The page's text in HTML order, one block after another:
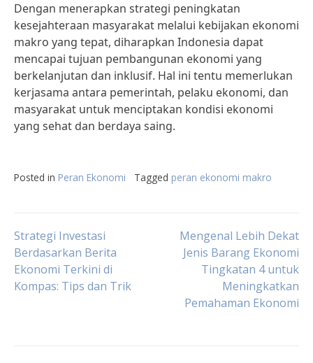
Dengan menerapkan strategi peningkatan
kesejahteraan masyarakat melalui kebijakan ekonomi
makro yang tepat, diharapkan Indonesia dapat
mencapai tujuan pembangunan ekonomi yang
berkelanjutan dan inklusif. Hal ini tentu memerlukan
kerjasama antara pemerintah, pelaku ekonomi, dan
masyarakat untuk menciptakan kondisi ekonomi
yang sehat dan berdaya saing.
Posted in Peran Ekonomi Tagged peran ekonomi makro
Post
navigation
Strategi Investasi
Berdasarkan Berita
Ekonomi Terkini di
Kompas: Tips dan Trik
Mengenal Lebih Dekat
Jenis Barang Ekonomi
Tingkatan 4 untuk
Meningkatkan
Pemahaman Ekonomi